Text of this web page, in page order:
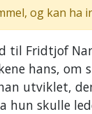
og kan ha
til Fridtjof
hans,
utviklet,
hun skulle